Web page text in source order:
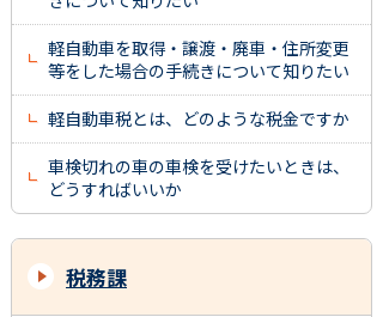
軽自動車を取得・譲渡・廃車・住所変更
等をした場合の手続きについて知りたい
軽自動車税とは、どのような税金ですか
車検切れの車の車検を受けたいときは、
どうすればいいか
税務課